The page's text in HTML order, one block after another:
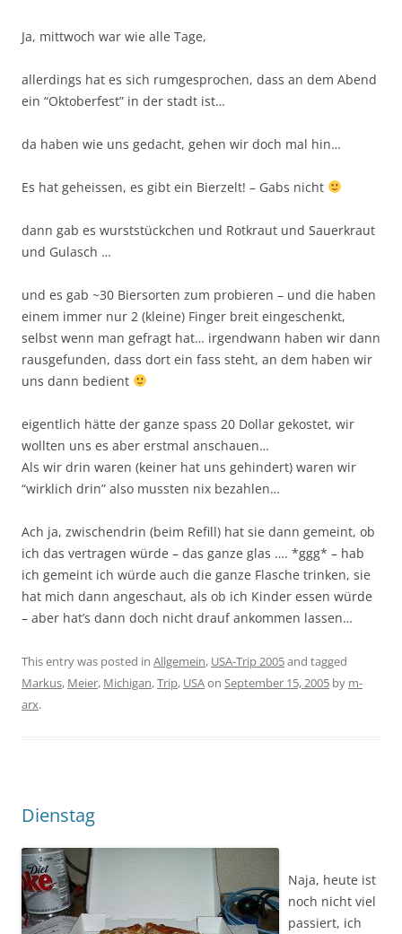
Ja, mittwoch war wie alle Tage,
allerdings hat es sich rumgesprochen, dass an dem Abend
ein “Oktoberfest” in der stadt ist…
da haben wie uns gedacht, gehen wir doch mal hin…
Es hat geheissen, es gibt ein Bierzelt! – Gabs nicht
dann gab es wurststückchen und Rotkraut und Sauerkraut
und Gulasch …
und es gab ~30 Biersorten zum probieren – und die haben
einem immer nur 2 (kleine) Finger breit eingeschenkt,
selbst wenn man gefragt hat… irgendwann haben wir dann
rausgefunden, dass dort ein fass steht, an dem haben wir
uns dann bedient
eigentlich hätte der ganze spass 20 Dollar gekostet, wir
wollten uns es aber erstmal anschauen…
Als wir drin waren (keiner hat uns gehindert) waren wir
“wirklich drin” also mussten nix bezahlen…
Ach ja, zwischendrin (beim Refill) hat sie dann gemeint, ob
ich das vertragen würde – das ganze glas …. *ggg* – hab
ich gemeint ich würde auch die ganze Flasche trinken, sie
hat mich dann angeschaut, als ob ich Kinder essen würde
– aber hat’s dann doch nicht drauf ankommen lassen…
This entry was posted in Allgemein, USA-Trip 2005and tagged
Markus, Meier, Michigan,Trip, USAon September 15, 2005 by m-
arx.
Dienstag
Naja, heute ist
noch nicht viel
passiert, ich